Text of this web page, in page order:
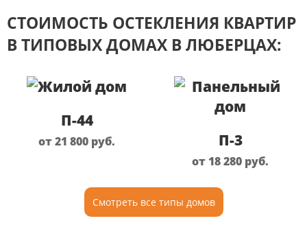
СТОИМОСТЬ ОСТЕКЛЕНИЯ КВАРТИР
В ТИПОВЫХ ДОМАХ В ЛЮБЕРЦАХ:
П-44
от 21 800 руб. П-3
от 18 280 руб.
Смотреть все типы домов